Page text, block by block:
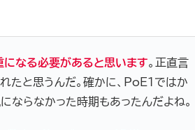
になる必要があると思います。正直言
たと思うんだ。確かに、PoE1ではか
ならなかった時期もあったんだよね。